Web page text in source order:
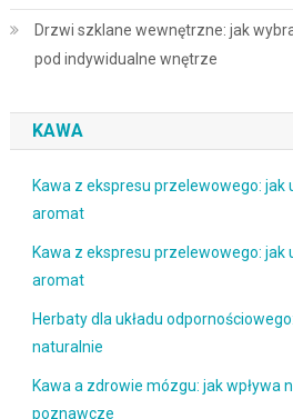
Drzwi szklane wewnętrzne: jak
pod indywidualne wnętrze
KAWA
Kawa z ekspresu przelewowego: jak
aromat
Kawa z ekspresu przelewowego: jak
aromat
Herbaty dla układu
naturalnie
Kawa a zdrowie mózgu: jak wpływa
poznawcze